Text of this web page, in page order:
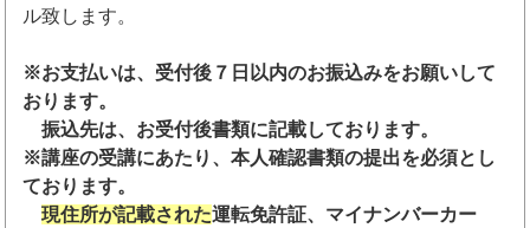
ル致します。
※お支払いは、受付後７日以内のお振込みをお願いして
おります。
振込先は、お受付後書類に記載しております。
※講座の受講にあたり、本人確認書類の提出を必須とし
ております。
現住所が記載された運転免許証、マイナンバーカー